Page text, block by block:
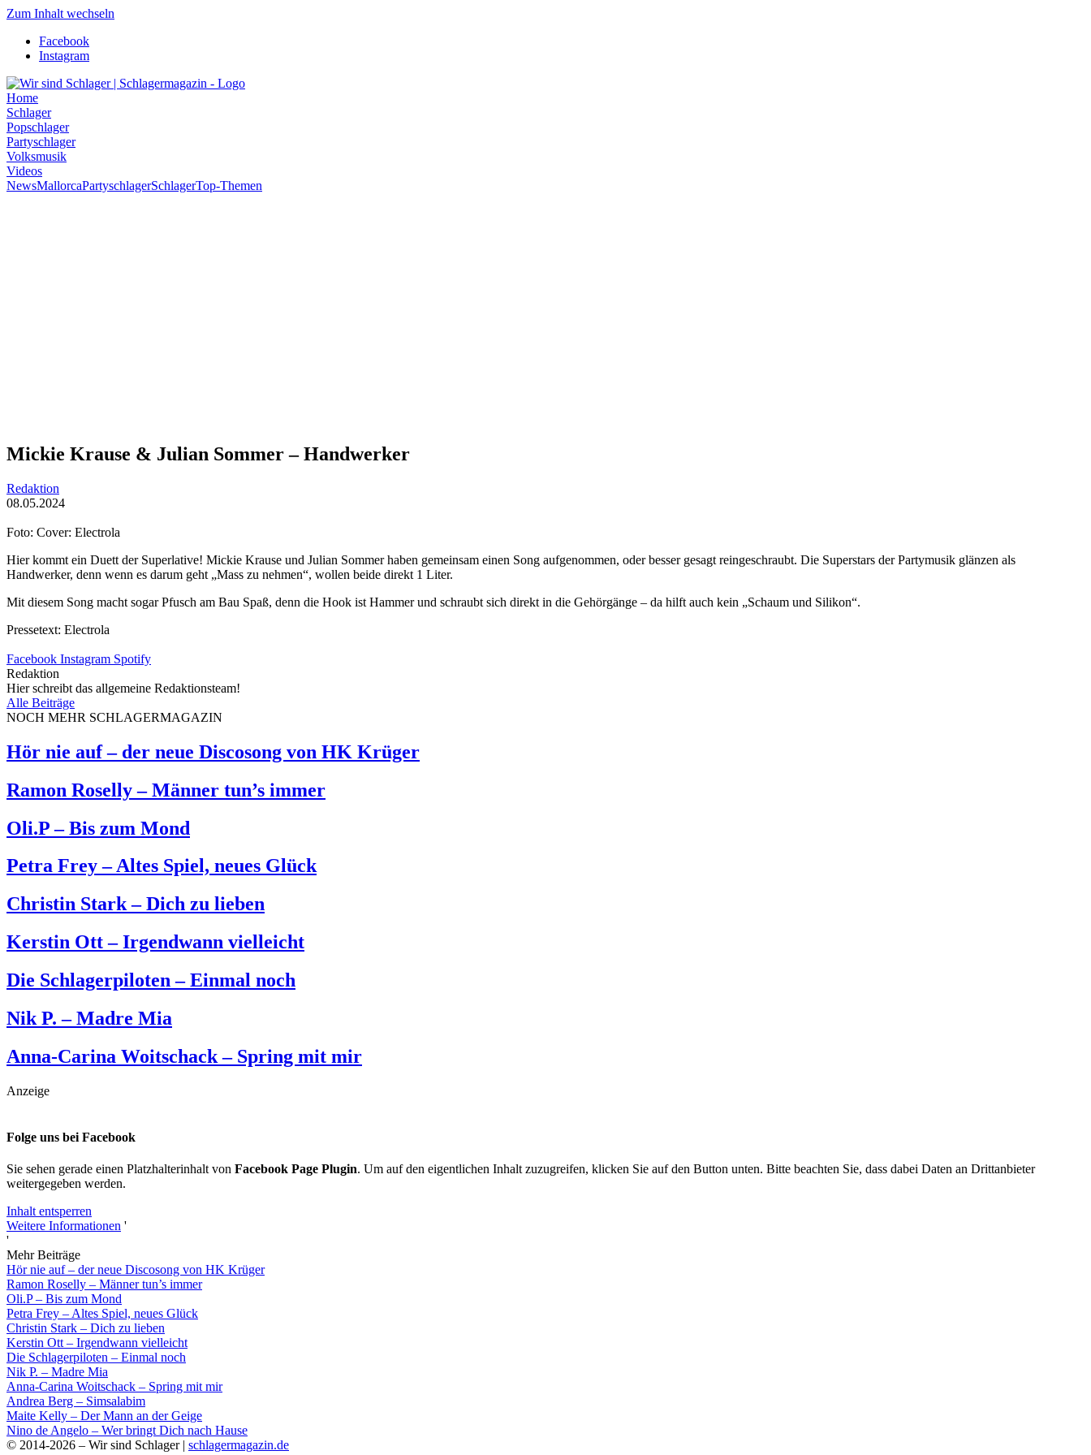
Zum Inhalt wechseln
Facebook
Instagram
Home
Schlager
Popschlager
Partyschlager
Volksmusik
Videos
NewsMallorcaPartyschlagerSchlagerTop-Themen
Mickie Krause & Julian Sommer – Handwerker
Redaktion
08.05.2024
Foto: Cover: Electrola
Hier kommt ein Duett der Superlative! Mickie Krause und Julian Sommer haben gemeinsam einen Song aufgenommen, oder besser gesagt reingeschraubt. Die Superstars der Partymusik glänzen als
Handwerker, denn wenn es darum geht „Mass zu nehmen“, wollen beide direkt 1 Liter.
Mit diesem Song macht sogar Pfusch am Bau Spaß, denn die Hook ist Hammer und schraubt sich direkt in die Gehörgänge – da hilft auch kein „Schaum und Silikon“.
Pressetext: Electrola
Facebook Instagram Spotify
Redaktion
Hier schreibt das allgemeine Redaktionsteam!
Alle Beiträge
NOCH MEHR SCHLAGERMAGAZIN
Hör nie auf – der neue Discosong von HK Krüger
Ramon Roselly – Männer tun’s immer
Oli.P – Bis zum Mond
Petra Frey – Altes Spiel, neues Glück
Christin Stark – Dich zu lieben
Kerstin Ott – Irgendwann vielleicht
Die Schlagerpiloten – Einmal noch
Nik P. – Madre Mia
Anna-Carina Woitschack – Spring mit mir
Anzeige
Folge uns bei Facebook
Sie sehen gerade einen Platzhalterinhalt von Facebook Page Plugin. Um auf den eigentlichen Inhalt zuzugreifen, klicken Sie auf den Button unten. Bitte beachten Sie, dass dabei Daten an Drittanbieter
weitergegeben werden.
Inhalt entsperren
Weitere Informationen '
'
Mehr Beiträge
Hör nie auf – der neue Discosong von HK Krüger
Ramon Roselly – Männer tun’s immer
Oli.P – Bis zum Mond
Petra Frey – Altes Spiel, neues Glück
Christin Stark – Dich zu lieben
Kerstin Ott – Irgendwann vielleicht
Die Schlagerpiloten – Einmal noch
Nik P. – Madre Mia
Anna-Carina Woitschack – Spring mit mir
Andrea Berg – Simsalabim
Maite Kelly – Der Mann an der Geige
Nino de Angelo – Wer bringt Dich nach Hause
© 2014-2026 – Wir sind Schlager | schlagermagazin.de